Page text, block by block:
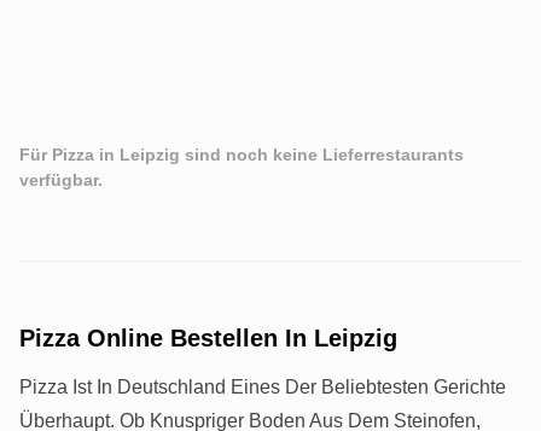
Für Pizza in Leipzig sind noch keine Lieferrestaurants
verfügbar.
Pizza Online Bestellen In Leipzig
Pizza Ist In Deutschland Eines Der Beliebtesten Gerichte
Überhaupt. Ob Knuspriger Boden Aus Dem Steinofen,